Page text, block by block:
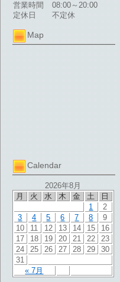
営業時間
08:00～20:00
定休日
不定休
Map
Calendar
2026年8月
月
火 水 木 金 土 日
« 7月
1
2
3
4 5 6 7 8
9
10
11 12 13 14 15
16
17
18 19 20 21 22
23
24
25 26 27 28 29
30
31